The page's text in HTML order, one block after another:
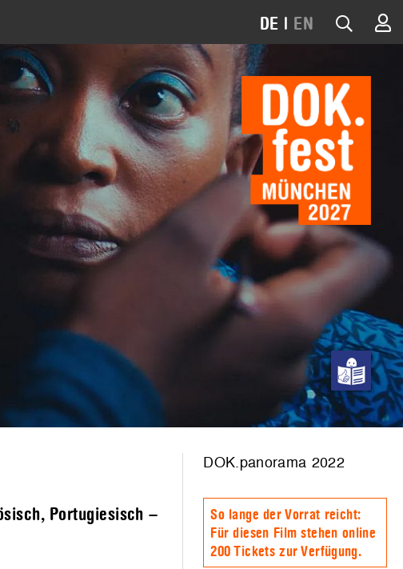
DE | EN
Portugiesisch –
DOK.panorama 2022
So lange der Vorrat reicht:
Für diesen Film stehen online
200 Tickets zur Verfügung.